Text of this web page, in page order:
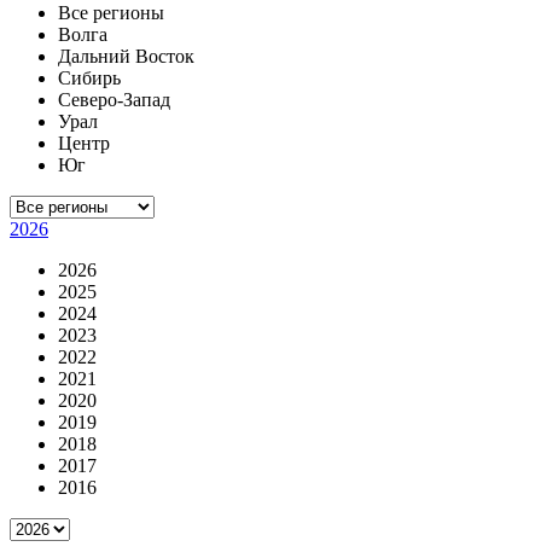
Все регионы
Волга
Дальний Восток
Сибирь
Северо-Запад
Урал
Центр
Юг
2026
2026
2025
2024
2023
2022
2021
2020
2019
2018
2017
2016